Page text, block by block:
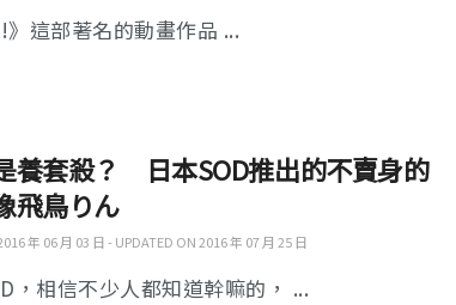
》這部著名的動畫作品 ...
養套殺？ 日本SOD推出的不賣身的
飛鳥りん
年 06 月 03 日 - UPDATED ON 2016 年 07 月 25 日
，相信不少人都知道幹嘛的， ...